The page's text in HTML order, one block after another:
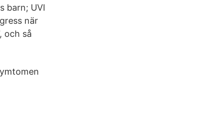
barn; UVI
när
och så